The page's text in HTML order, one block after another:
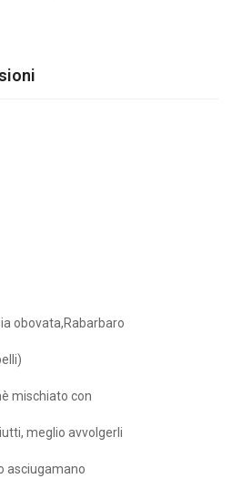
obovata,Rabarbaro
mischiato con
meglio avvolgerli
asciugamano